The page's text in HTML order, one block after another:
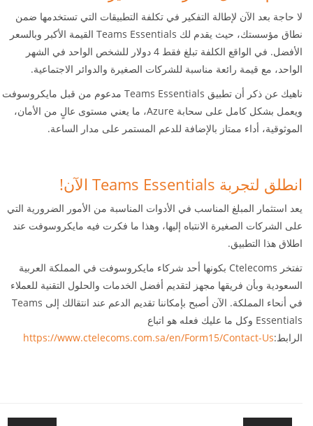
لا حاجة بعد الآن لإطالة التفكير في تكلفة التطبيقات التي تستخدمها ضمن
نطاق مؤسستك، حيث يقدم لك Teams Essentials القيمة الأكبر وبالسعر
الأفضل. في الواقع الكلفة تبلغ فقط 4 دولار للشخص الواحد في الشهر
الواحد، مع قيمة رائعة مناسبة للشركات الصغيرة والدوائر الاجتماعية.
ناهيك عن ذكر أن تطبيق Teams Essentials مدعوم من قبل مايكروسوفت
ويعمل بشكل كامل على سحابة Azure، ما يعني مستوى عالٍ من الأمان،
الموثوقية، أداء ممتاز بالإضافة للدعم المستمر على مدار الساعة.
انطلق لتجربة Teams Essentials الآن!
يعد استثمار المبلغ المناسب في الأدوات المناسبة من الأمور الضرورية التي
على الشركات الصغيرة الانتباه إليها، وهذا ما فكرت فيه مايكروسوفت عند
اطلاق هذا التطبيق.
تفتخر Ctelecoms بكونها أحد شركاء مايكروسوفت في المملكة العربية
السعودية وبأن فريقها مجهز لتقديم أفضل الخدمات والحلول التقنية للعملاء
في أنحاء المملكة. الآن أصبح بإمكاننا تقديم الدعم عند انتقالك إلى Teams
Essentials وكل ما عليك فعله هو اتباع
الرابط:https://www.ctelecoms.com.sa/en/Form15/Contact-Us